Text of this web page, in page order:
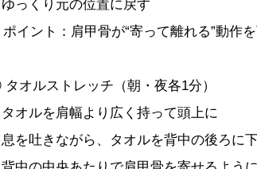
っくり元の位置に戻す
ポイント：肩甲骨が“寄って離れる”動作を
オルストレッチ（朝・夜各1分）
オルを肩幅より広く持って頭上に
を吐きながら、タオルを背中の後ろに